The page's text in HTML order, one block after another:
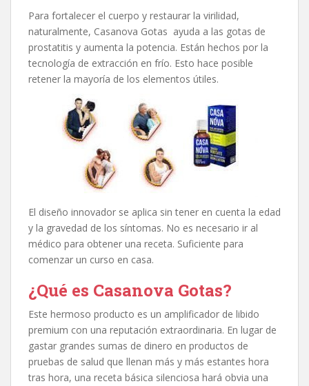
Para fortalecer el cuerpo y restaurar la virilidad,
naturalmente, Casanova Gotas ayuda a las gotas de
prostatitis y aumenta la potencia. Están hechos por la
tecnología de extracción en frío. Esto hace posible
retener la mayoría de los elementos útiles.
El diseño innovador se aplica sin tener en cuenta la edad
y la gravedad de los síntomas. No es necesario ir al
médico para obtener una receta. Suficiente para
comenzar un curso en casa.
¿Qué es Casanova Gotas?
Este hermoso producto es un amplificador de libido
premium con una reputación extraordinaria. En lugar de
gastar grandes sumas de dinero en productos de
pruebas de salud que llenan más y más estantes hora
tras hora, una receta básica silenciosa hará obvia una